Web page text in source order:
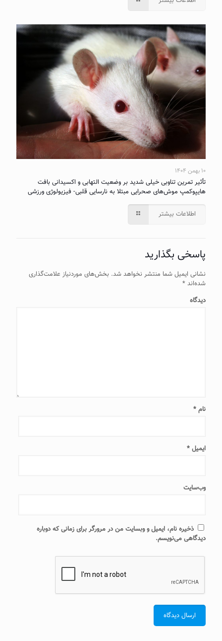
۱۰ بهمن ۱۴۰۴
تأثیر تمرین تناوبی خیلی شدید بر وضعیت التهابی و اکسیدانی بافت
هایپوکمپ موش‌های صحرایی مبتلا به نارسایی قلبی- فیزیولوژی ورزشی
اطلاعات بیشتر
پاسخی بگذارید
نشانی ایمیل شما منتشر نخواهد شد. بخش‌های موردنیاز علامت‌گذاری
شده‌اند *
دیدگاه
نام *
ایمیل *
وب‌سایت
ذخیره نام، ایمیل و وبسایت من در مرورگر برای زمانی که دوباره
دیدگاهی می‌نویسم.